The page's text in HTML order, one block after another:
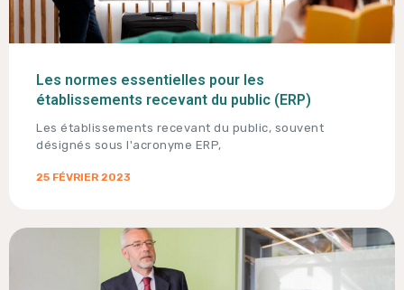
Les normes essentielles pour les
établissements recevant du public (ERP)
Les établissements recevant du public, souvent
désignés sous l'acronyme ERP,
25 FÉVRIER 2023